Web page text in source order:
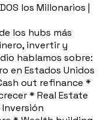
los Millonarios |
los hubs más
invertir y
hablamos sobre:
en Estados Unidos
out refinance *
* Real Estate